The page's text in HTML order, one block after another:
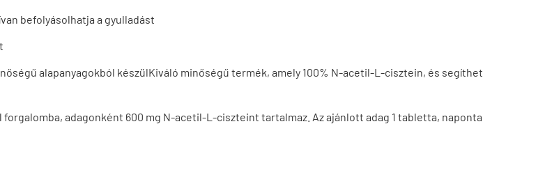
befolyásolhatja a gyulladást
alapanyagokból készülKiváló minőségű termék, amely 100% N-acetil-L-cisztein, és segíthet
adagonként 600 mg N-acetil-L-ciszteint tartalmaz. Az ajánlott adag 1 tabletta, naponta